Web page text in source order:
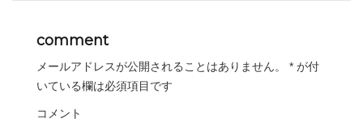
comment
メールアドレスが公開されることはありません。 * が付
いている欄は必須項目です
コメント